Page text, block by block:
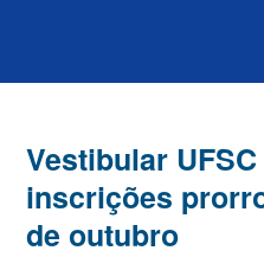
Vestibular UFSC
inscrições
de outubro